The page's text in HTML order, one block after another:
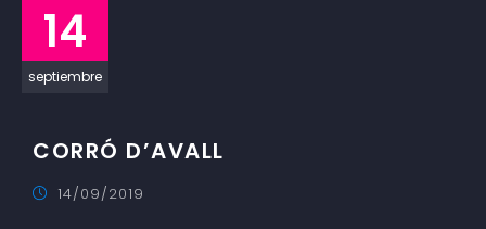
14
septiembre
CORRÓ D’AVALL
14/09/2019